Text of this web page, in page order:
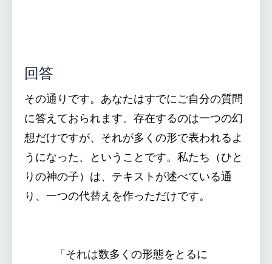
回答
その通りです。あなたはすでにご自分の質問
に答えておられます。存在するのは一つの幻
想だけですが、それが多くの形で表われるよ
うになった、ということです。私たち（ひと
りの神の子）は、テキストが述べている通
り、一つの代替えを作っただけです。
「それは数多くの形態をとるに